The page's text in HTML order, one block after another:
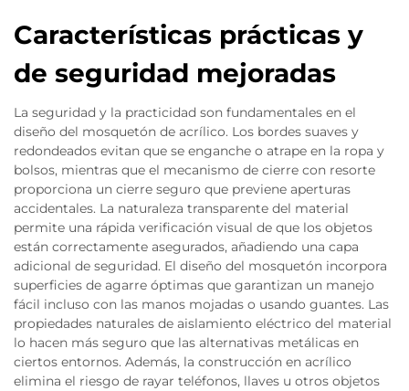
Características prácticas y
de seguridad mejoradas
La seguridad y la practicidad son fundamentales en el
diseño del mosquetón de acrílico. Los bordes suaves y
redondeados evitan que se enganche o atrape en la ropa y
bolsos, mientras que el mecanismo de cierre con resorte
proporciona un cierre seguro que previene aperturas
accidentales. La naturaleza transparente del material
permite una rápida verificación visual de que los objetos
están correctamente asegurados, añadiendo una capa
adicional de seguridad. El diseño del mosquetón incorpora
superficies de agarre óptimas que garantizan un manejo
fácil incluso con las manos mojadas o usando guantes. Las
propiedades naturales de aislamiento eléctrico del material
lo hacen más seguro que las alternativas metálicas en
ciertos entornos. Además, la construcción en acrílico
elimina el riesgo de rayar teléfonos, llaves u otros objetos